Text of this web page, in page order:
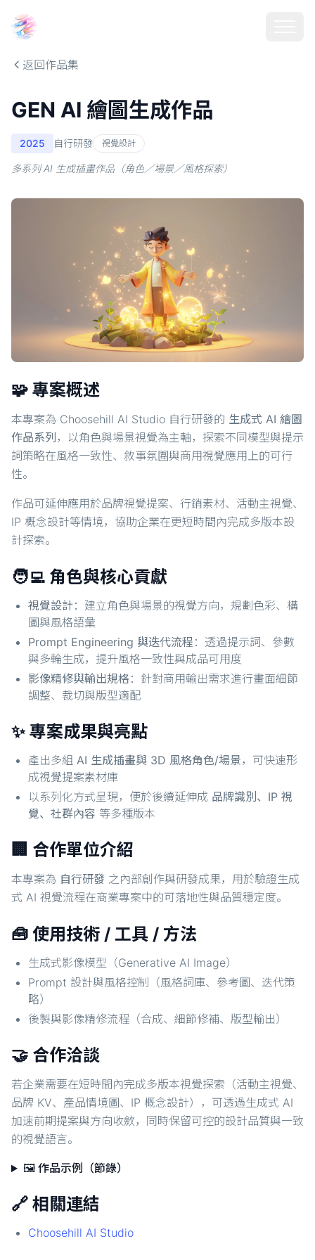
返回作品集
GEN AI 繪圖生成作品
2025 自行研發 視覺設計
多系列 AI 生成插畫作品（角色／場景／風格探索）
🧩 專案概述
本專案為 Choosehill AI Studio 自行研發的 生成式 AI 繪圖
作品系列 ，以角色與場景視覺為主軸，探索不同模型與提示
詞策略在風格一致性、敘事氛圍與商用視覺應用上的可行
性。
作品可延伸應用於品牌視覺提案、行銷素材、活動主視覺、
IP 概念設計等情境，協助企業在更短時間內完成多版本設
計探索。
🧑‍💻 角色與核心貢獻
視覺設計：建立角色與場景的視覺方向，規劃色彩、構
圖與風格語彙
Prompt Engineering 與迭代流程 ：透過提示詞、參數
與多輪生成，提升風格一致性與成品可用度
影像精修與輸出規格：針對商用輸出需求進行畫面細節
調整、裁切與版型適配
✨ 專案成果與亮點
產出多組 AI 生成插畫與 3D 風格角色/場景，可快速形
成視覺提案素材庫
以系列化方式呈現，便於後續延伸成 品牌識別、IP 視
覺、社群內容 等多種版本
🏢 合作單位介紹
本專案為 自行研發 之內部創作與研發成果，用於驗證生成
式 AI 視覺流程在商業專案中的可落地性與品質穩定度。
🧰 使用技術 / 工具 / 方法
生成式影像模型（Generative AI Image）
Prompt 設計與風格控制（風格詞庫、參考圖、迭代策
略）
後製與影像精修流程（合成、細節修補、版型輸出）
🤝 合作洽談
若企業需要在短時間內完成多版本視覺探索（活動主視覺、
品牌 KV、產品情境圖、IP 概念設計），可透過生成式 AI
加速前期提案與方向收斂，同時保留可控的設計品質與一致
的視覺語言。
🖼️ 作品示例（節錄）
🔗 相關連結
Choosehill AI Studio